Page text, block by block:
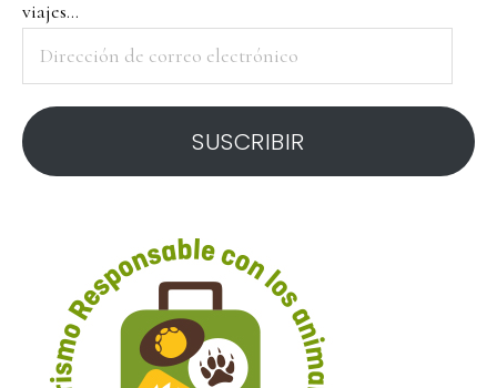
viajes...
correo
electrónico
SUSCRIBIR